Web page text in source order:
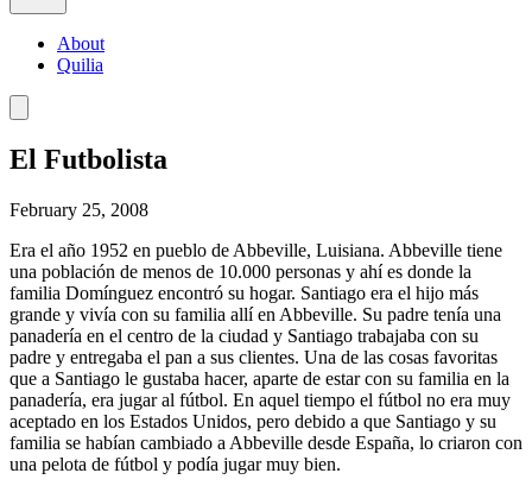
About
Quilia
El Futbolista
February 25, 2008
Era el año 1952 en pueblo de Abbeville, Luisiana. Abbeville tiene
una población de menos de 10.000 personas y ahí es donde la
familia Domínguez encontró su hogar. Santiago era el hijo más
grande y vivía con su familia allí en Abbeville. Su padre tenía una
panadería en el centro de la ciudad y Santiago trabajaba con su
padre y entregaba el pan a sus clientes. Una de las cosas favoritas
que a Santiago le gustaba hacer, aparte de estar con su familia en la
panadería, era jugar al fútbol. En aquel tiempo el fútbol no era muy
aceptado en los Estados Unidos, pero debido a que Santiago y su
familia se habían cambiado a Abbeville desde España, lo criaron con
una pelota de fútbol y podía jugar muy bien.